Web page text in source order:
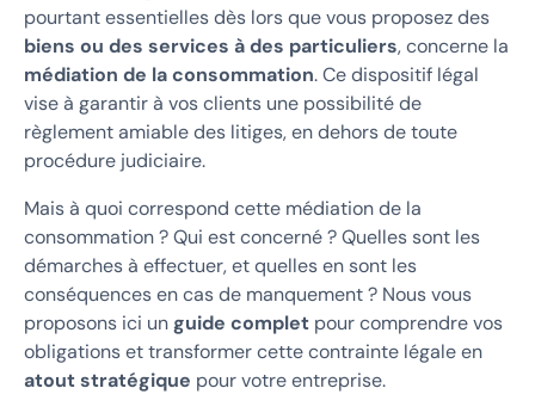
pourtant essentielles dès lors que vous proposez des
biens ou des services à des particuliers, concerne la
médiation de la consommation. Ce dispositif légal
vise à garantir à vos clients une possibilité de
règlement amiable des litiges, en dehors de toute
procédure judiciaire.
Mais à quoi correspond cette médiation de la
consommation ? Qui est concerné ? Quelles sont les
démarches à effectuer, et quelles en sont les
conséquences en cas de manquement ? Nous vous
proposons ici un guide complet pour comprendre vos
obligations et transformer cette contrainte légale en
atout stratégique pour votre entreprise.